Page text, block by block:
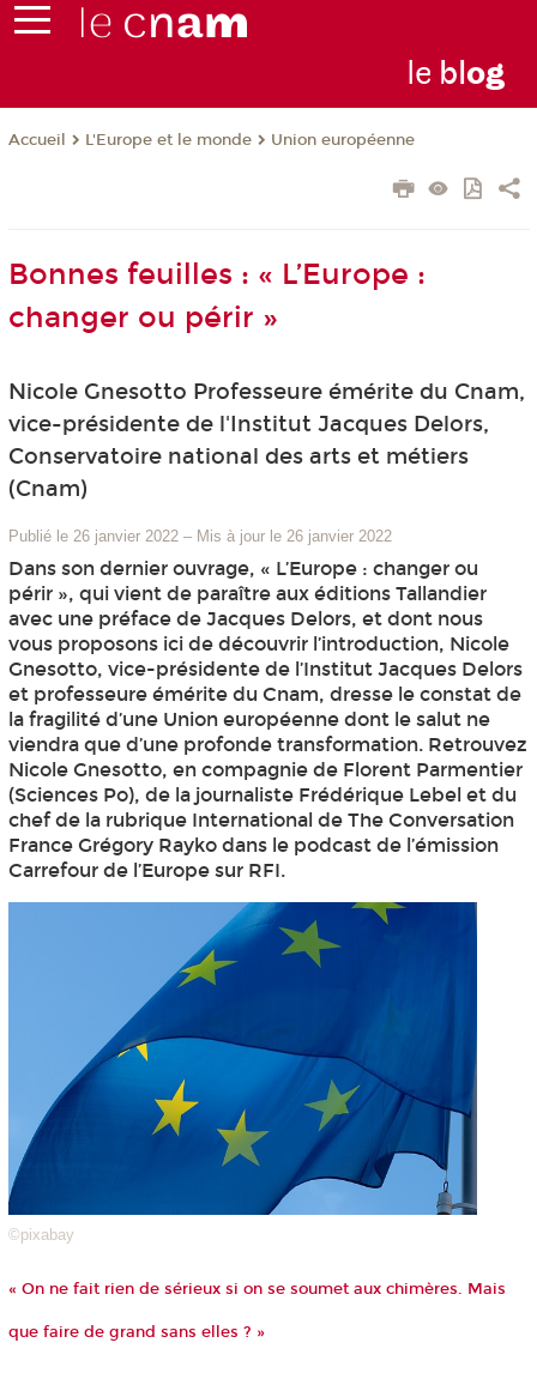
le blog
Accueil L'Europe et le monde Union européenne
Bonnes feuilles : « L’Europe :
changer ou périr »
Nicole Gnesotto Professeure émérite du Cnam,
vice-présidente de l'Institut Jacques Delors,
Conservatoire national des arts et métiers
(Cnam)
Publié le 26 janvier 2022 – Mis à jour le 26 janvier 2022
Dans son dernier ouvrage, « L’Europe : changer ou
périr », qui vient de paraître aux éditions Tallandier
avec une préface de Jacques Delors, et dont nous
vous proposons ici de découvrir l’introduction, Nicole
Gnesotto, vice-présidente de l’Institut Jacques Delors
et professeure émérite du Cnam, dresse le constat de
la fragilité d’une Union européenne dont le salut ne
viendra que d’une profonde transformation. Retrouvez
Nicole Gnesotto, en compagnie de Florent Parmentier
(Sciences Po), de la journaliste Frédérique Lebel et du
chef de la rubrique International de The Conversation
France Grégory Rayko dans le podcast de l’émission
Carrefour de l’Europe sur RFI.
©pixabay
« On ne fait rien de sérieux si on se soumet aux chimères. Mais
que faire de grand sans elles ? »